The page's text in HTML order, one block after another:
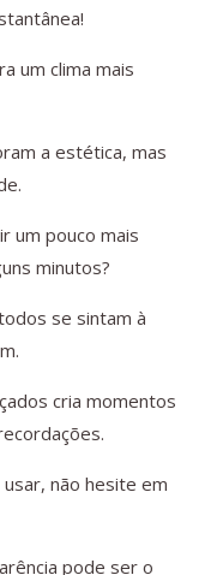
um clima mais
a estética, mas
um pouco mais
minutos?
se sintam à
cria momentos
não hesite em
pode ser o